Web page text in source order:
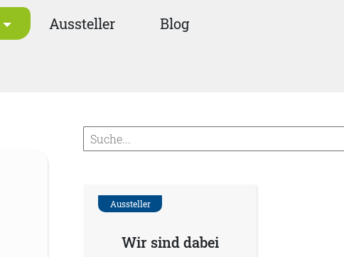
Aussteller
Blog
Aussteller
Wir sind dabei